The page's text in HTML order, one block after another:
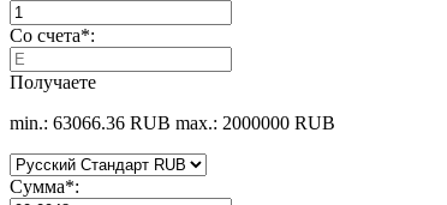
Со счета*:
Получаете
min.: 63066.36 RUB max.: 2000000 RUB
Сумма*: